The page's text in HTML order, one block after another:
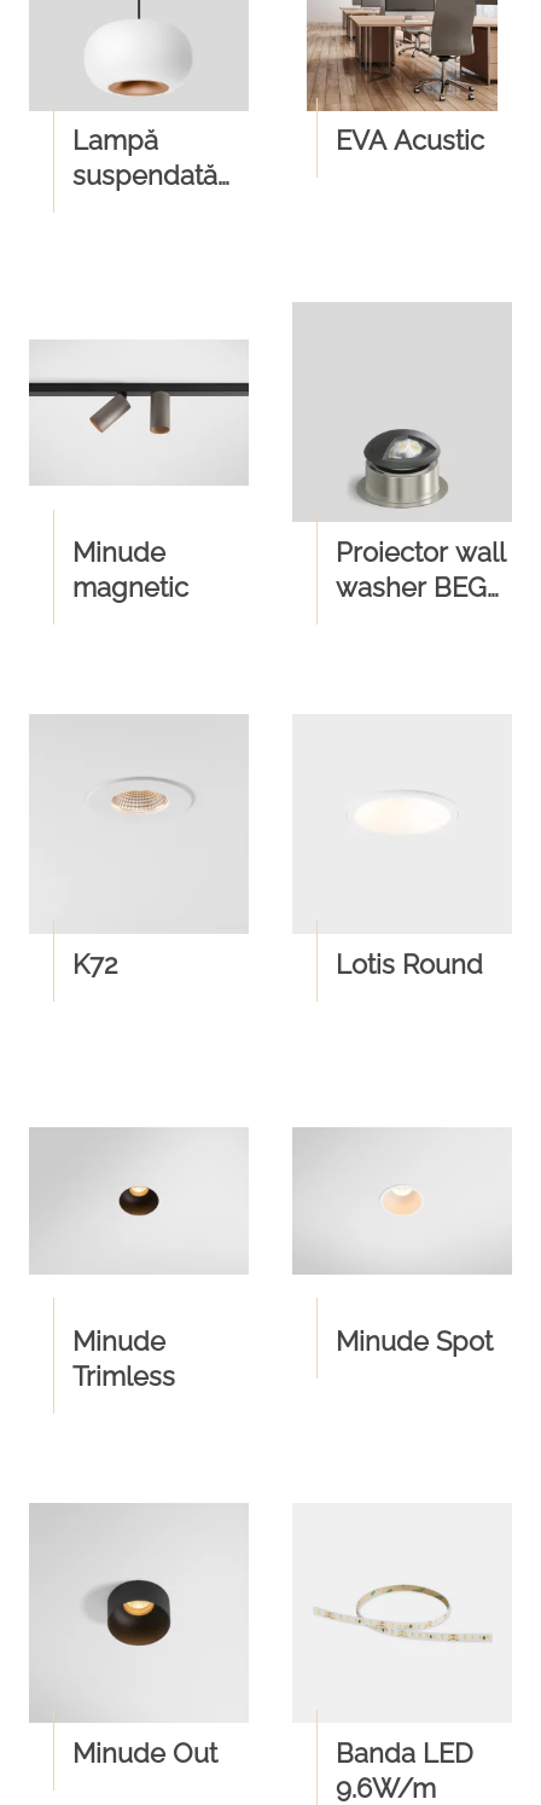
Lampă
suspendată
EVA Acustic
Minude
magnetic
Proiector wall
washer BEGA
K72 Lotis Round
Minude
Trimless
Minude Spot
Minude Out
Banda LED
9.6W/m